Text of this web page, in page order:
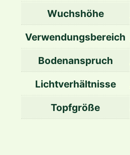
Wuchshöhe
Verwendungsbereich
Bodenanspruch
Lichtverhältnisse
Topfgröße